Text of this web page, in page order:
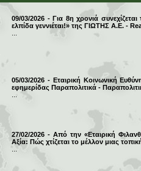
09/03/2026 - Για 8η χρονιά
ελπίδα γεννιέται!» της ΓΙΩΤΗΣ Α.Ε. -
05/03/2026 - Εταιρική Κοινωνική
εφημερίδας Παραπολιτικά -
27/02/2026 - Από την «Εταιρική
Αξία: Πώς χτίζεται το μέλλον μιας